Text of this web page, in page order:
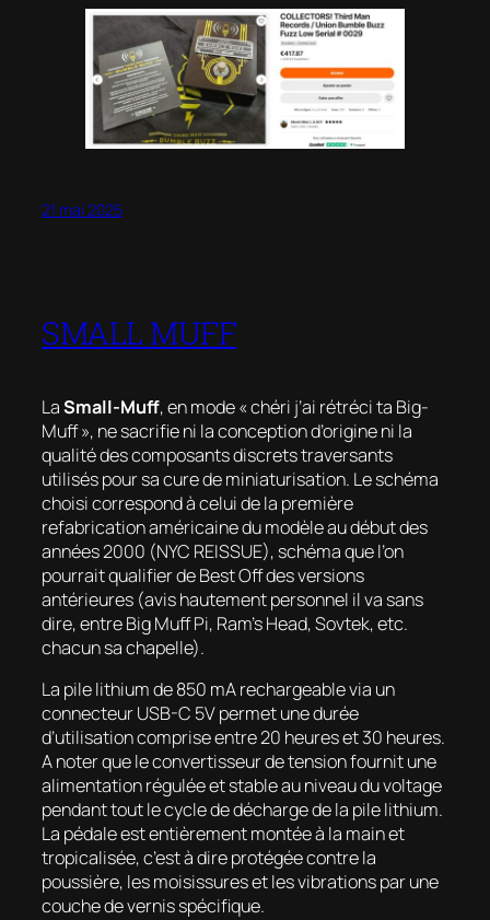
21 mai 2025
SMALL MUFF
LaSmall-Muff, en mode « chéri j’ai rétréci ta Big-
Muff », ne sacrifie ni la conception d’origine ni la
qualité des composants discrets traversants
utilisés pour sa cure de miniaturisation. Le schéma
choisi correspond à celui de la première
refabrication américaine du modèle au début des
années 2000 (NYC REISSUE), schéma que l’on
pourrait qualifier de Best Off des versions
antérieures (avis hautement personnel il va sans
dire, entre Big Muff Pi, Ram’s Head, Sovtek, etc.
chacun sa chapelle).
La pile lithium de 850 mA rechargeable via un
connecteur USB-C 5V permet une durée
d’utilisation comprise entre 20 heures et 30 heures.
A noter que le convertisseur de tension fournit une
alimentation régulée et stable au niveau du voltage
pendant tout le cycle de décharge de la pile lithium.
La pédale est entièrement montée à la main et
tropicalisée, c’est à dire protégée contre la
poussière, les moisissures et les vibrations par une
couche de vernis spécifique.